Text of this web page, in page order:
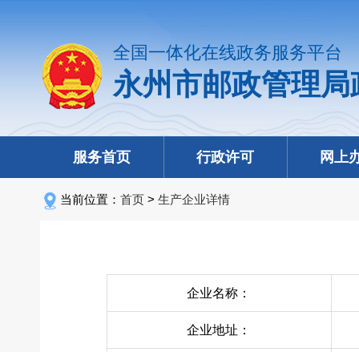
全国一体化在线政务服务平台
永州市邮政管理
服务首页 行政许可 网上
当前位置： 首页 > 生产企业详情
企业名称：
企业地址：